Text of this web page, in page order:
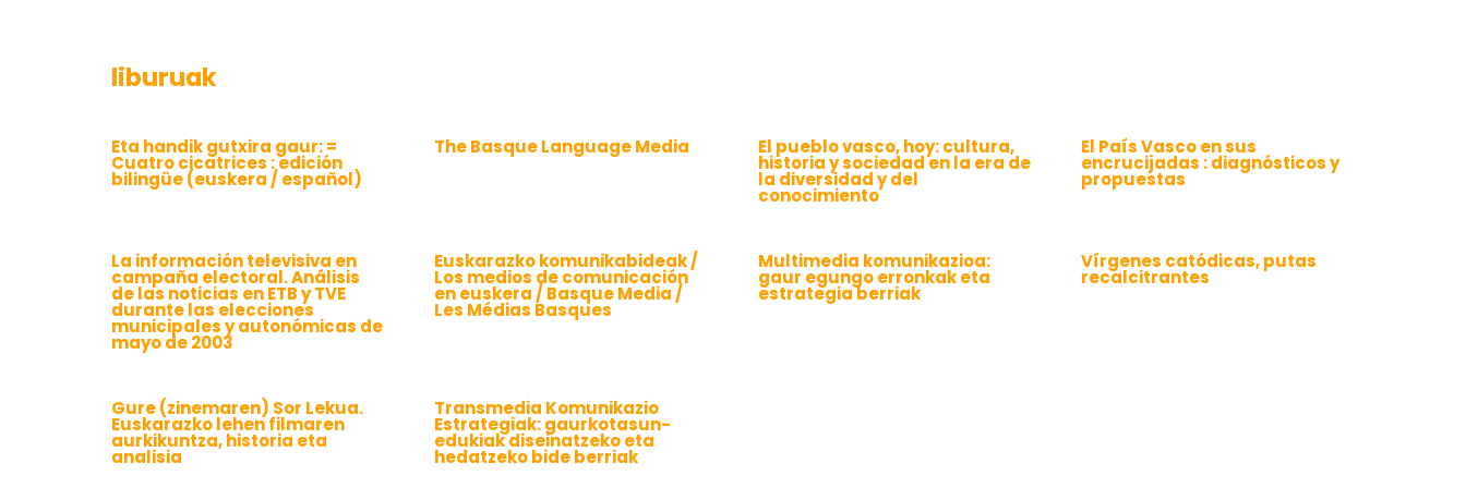
liburuak
Eta handik gutxira gaur: =
Cuatro cicatrices : edición
bilingüe (euskera / español)
The Basque Language Media El pueblo vasco, hoy: cultura,
historia y sociedad en la era de
la diversidad y del
conocimiento
El País Vasco en sus
encrucijadas : diagnósticos y
propuestas
La información televisiva en
campaña electoral. Análisis
de las noticias en ETB y TVE
durante las elecciones
municipales y autonómicas de
mayo de 2003
Euskarazko komunikabideak /
Los medios de comunicación
en euskera / Basque Media /
Les Médias Basques
Multimedia komunikazioa:
gaur egungo erronkak eta
estrategia berriak
Vírgenes catódicas, putas
recalcitrantes
Gure (zinemaren) Sor Lekua.
Euskarazko lehen filmaren
aurkikuntza, historia eta
analisia
Transmedia Komunikazio
Estrategiak: gaurkotasun-
edukiak diseinatzeko eta
hedatzeko bide berriak